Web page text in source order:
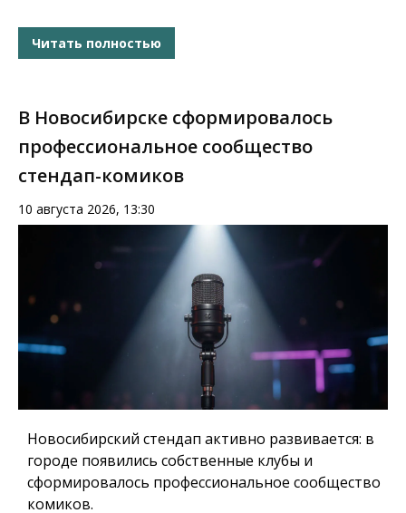
Читать полностью
В Новосибирске сформировалось
профессиональное сообщество
стендап-комиков
10 августа 2026, 13:30
Новосибирский стендап активно развивается: в
городе появились собственные клубы и
сформировалось профессиональное сообщество
комиков.